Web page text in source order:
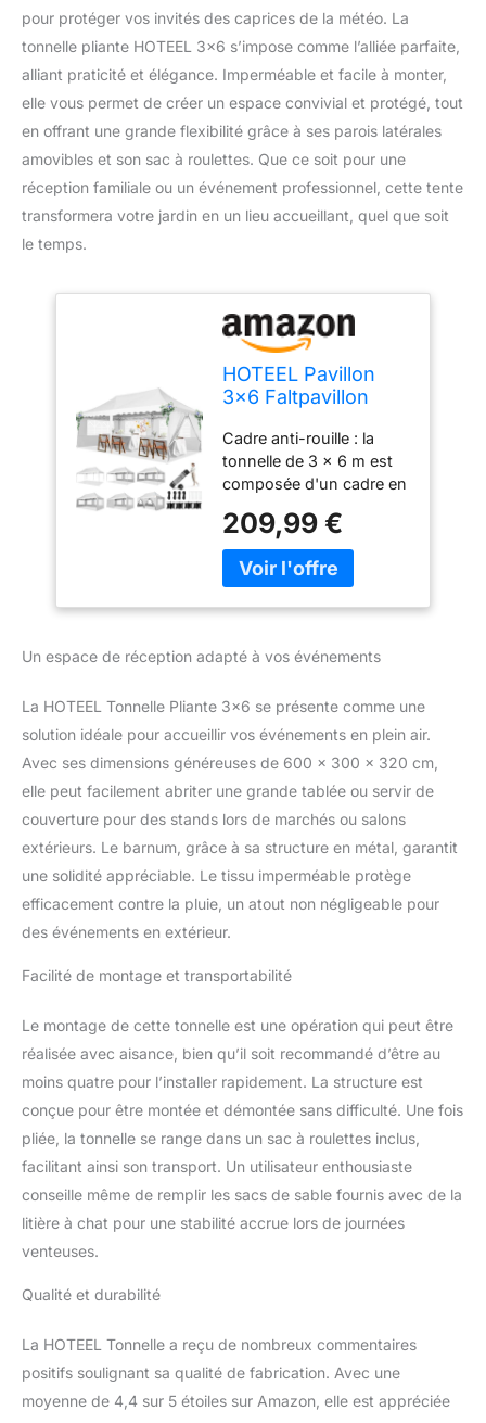
pour protéger vos invités des caprices de la météo. La
tonnelle pliante HOTEEL 3×6 s’impose comme l’alliée parfaite,
alliant praticité et élégance. Imperméable et facile à monter,
elle vous permet de créer un espace convivial et protégé, tout
en offrant une grande flexibilité grâce à ses parois latérales
amovibles et son sac à roulettes. Que ce soit pour une
réception familiale ou un événement professionnel, cette tente
transformera votre jardin en un lieu accueillant, quel que soit
le temps.
HOTEEL Pavillon
3x6 Faltpavillon
Stabil, Partyzelt
Faltbar Anti-UV 50+
Pop Up
Gartenpavillon mit 6
Seitenwänden, 4
Sandsäcke, Tasche
mit Rollen, für
Hochzeiten Partys
Cadre anti-rouille : la
tonnelle de 3 x 6 m est
composée d'un cadre en
recouverte d'un
revêtement en poudre
pour éviter la rouille, la
209,99 €
Un espace de réception adapté à vos événements
La HOTEEL Tonnelle Pliante 3×6 se présente comme une
solution idéale pour accueillir vos événements en plein air.
Avec ses dimensions généreuses de 600 x 300 x 320 cm,
elle peut facilement abriter une grande tablée ou servir de
couverture pour des stands lors de marchés ou salons
extérieurs. Le barnum, grâce à sa structure en métal, garantit
une solidité appréciable. Le tissu imperméable protège
efficacement contre la pluie, un atout non négligeable pour
des événements en extérieur.
Facilité de montage et transportabilité
Le montage de cette tonnelle est une opération qui peut être
réalisée avec aisance, bien qu’il soit recommandé d’être au
moins quatre pour l’installer rapidement. La structure est
conçue pour être montée et démontée sans difficulté. Une fois
pliée, la tonnelle se range dans un sac à roulettes inclus,
facilitant ainsi son transport. Un utilisateur enthousiaste
conseille même de remplir les sacs de sable fournis avec de la
litière à chat pour une stabilité accrue lors de journées
venteuses.
Qualité et durabilité
La HOTEEL Tonnelle a reçu de nombreux commentaires
positifs soulignant sa qualité de fabrication. Avec une
moyenne de 4,4 sur 5 étoiles sur Amazon, elle est appréciée